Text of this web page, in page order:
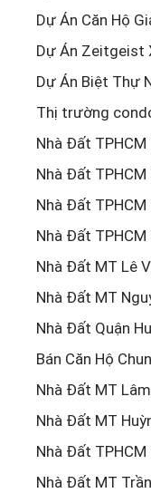
Dự Án Căn Hộ
Dự Án Zeitgeist
Dự Án Biệt Thự
Thị trường
Nhà Đất
Nhà Đất
Nhà Đất
Nhà Đất
Nhà Đất MT Lê
Nhà Đất MT
Nhà Đất Quận
Bán Căn Hộ
Nhà Đất MT
Nhà Đất MT
Nhà Đất
Nhà Đất MT